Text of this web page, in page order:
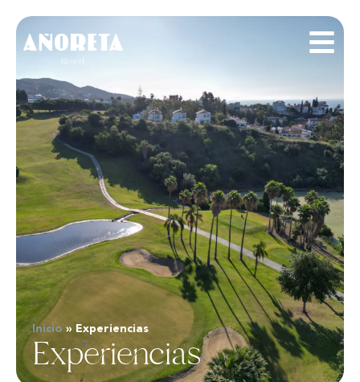
Inicio » Experiencias
Experiencias